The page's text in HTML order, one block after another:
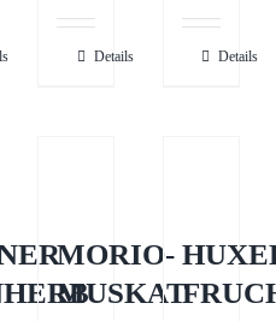
Details Details
MORIO-
MUSKAT